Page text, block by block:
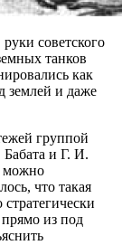
советского
танков
как
землей и даже
группой
и Г. И.
можно
что такая
из под